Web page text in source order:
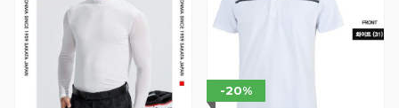
-20%